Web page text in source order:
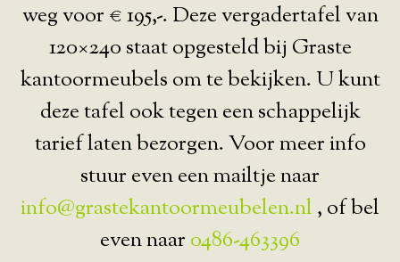
weg voor € 195,-. Deze vergadertafel van
120×240 staat opgesteld bij Graste
kantoormeubels om te bekijken. U kunt
deze tafel ook tegen een schappelijk
tarief laten bezorgen. Voor meer info
stuur even een mailtje naar
info@grastekantoormeubelen.nl , of bel
even naar 0486-463396